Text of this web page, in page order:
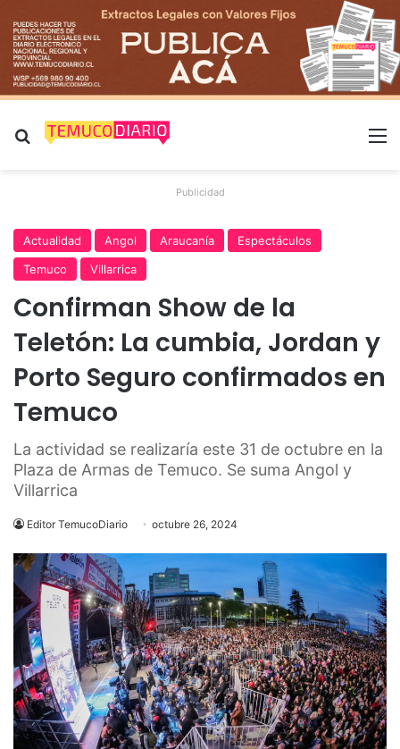
Buscar por
Publicidad
Actualidad Angol Araucanía
Espectáculos
Temuco
Villarrica
Confirman Show de la
Teletón: La cumbia, Jordan y
Porto Seguro confirmados en
Temuco
La actividad se realizaría este 31 de octubre en la
Plaza de Armas de Temuco. Se suma Angol y
Villarrica
Editor TemucoDiario octubre 26, 2024